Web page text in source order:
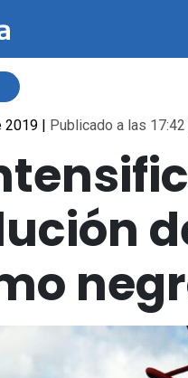
2019 | Publicado a las